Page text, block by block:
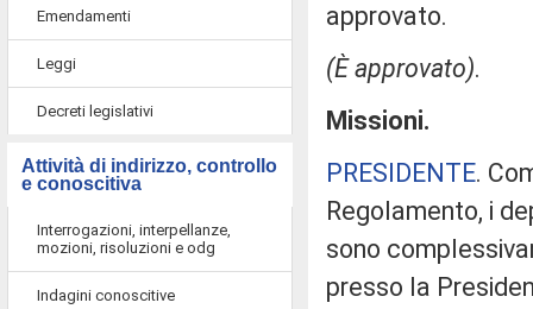
Emendamenti
Leggi
Decreti legislativi
Attività di indirizzo, controllo
e conoscitiva
Interrogazioni, interpellanze,
mozioni, risoluzioni e odg
Indagini conoscitive
approvato.
(È approvato).
Missioni.
PRESIDENTE.
Regolamento, i
sono
presso la